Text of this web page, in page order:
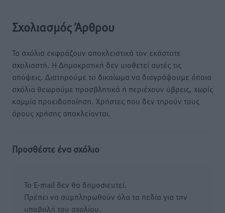
Σχολιασμός Άρθρου
Τα σχόλια εκφράζουν αποκλειστικά τον εκάστοτε
σχολιαστή. Η Δημοκρατική δεν υιοθετεί αυτές τις
απόψεις. Διατηρούμε το δικαίωμα να διαγράψουμε όποια
σχόλια θεωρούμε προσβλητικά ή περιέχουν ύβρεις, χωρίς
καμμία προειδοποίηση. Χρήστες που δεν τηρούν τους
όρους χρήσης αποκλείονται.
Προσθέστε ένα σχόλιο
Το E-mail δεν θα δημοσιευτεί.
Πρέπει να συμπληρωθούν όλα τα πεδία για την
υποβολή του σχολίου.